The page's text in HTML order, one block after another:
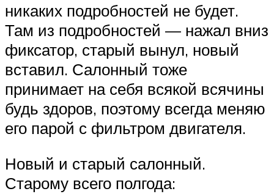
никаких подробностей не будет.
Там из подробностей — нажал вниз
фиксатор, старый вынул, новый
вставил. Салонный тоже
принимает на себя всякой всячины
будь здоров, поэтому всегда меняю
его парой с фильтром двигателя.
Новый и старый салонный.
Старому всего полгода: